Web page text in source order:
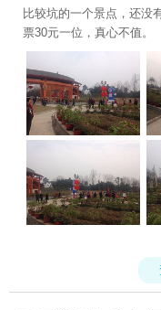
比较坑的一个景点，还没
票30元一位，真心不值。